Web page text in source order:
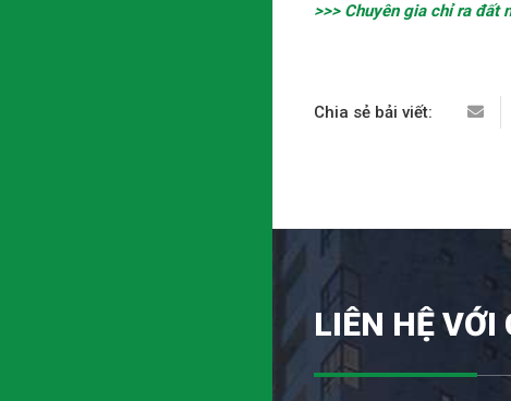
>>> Chuyên gia chỉ ra đất
Chia sẻ bải viết:
LIÊN HỆ VỚI